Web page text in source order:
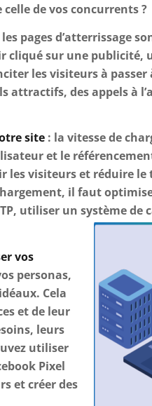
de vos concurrents ?
les pages d’atterrissage
cliqué sur une publicité,
les visiteurs à passer
attractifs, des appels à
site : la vitesse de
et le
les visiteurs et réduire le
il faut
utiliser un système de
vos
personas,
Cela
et de leur
leurs
utiliser
Pixel
et créer des